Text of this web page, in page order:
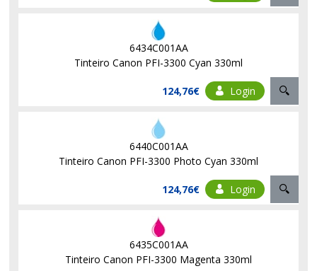
6434C001AA
Tinteiro Canon PFI-3300 Cyan 330ml
124,76€ Login
6440C001AA
Tinteiro Canon PFI-3300 Photo Cyan 330ml
124,76€ Login
6435C001AA
Tinteiro Canon PFI-3300 Magenta 330ml